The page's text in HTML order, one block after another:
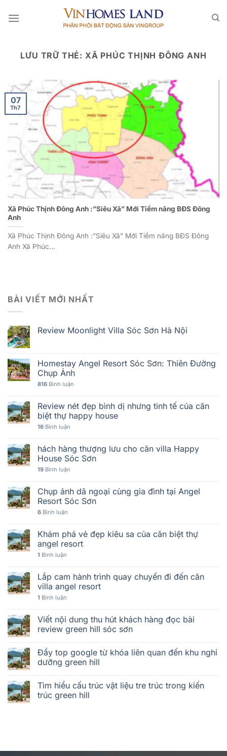
qua
LƯU TRỮ THẺ: XÃ PHÚC THỊNH ĐÔNG ANH
Xã Phúc Thịnh Đông Anh :”Siêu Xã” Mới Tiềm năng BĐS Đông
Anh
Xã Phúc Thịnh Đông Anh :”Siêu Xã” Mới Tiềm năng BĐS Đông
Anh Xã Phúc...
07
Th7
BÀI VIẾT MỚI NHẤT
Review Moonlight Villa Sóc Sơn Hà Nội
Homestay Angel Resort Sóc Sơn: Thiên Đường
Chụp Ảnh
816 Bình luận
Review nét đẹp bình dị nhưng tinh tế của căn
biệt thự happy house
16 Bình luận
hách hàng thượng lưu cho căn villa Happy
House Sóc Sơn
19 Bình luận
Chụp ảnh dã ngoại cùng gia đình tại Angel
Resort Sóc Sơn
6 Bình luận
Khám phá vẻ đẹp kiêu sa của căn biệt thự
angel resort
1 Bình luận
Lắp cam hành trình quay chuyến đi đến căn
villa angel resort
1 Bình luận
Viết nội dung thu hút khách hàng đọc bài
review green hill sóc sơn
Đẩy top google từ khóa liên quan đến khu nghỉ
dưỡng green hill
Tìm hiểu cấu trúc vật liệu tre trúc trong kiến
trúc green hill